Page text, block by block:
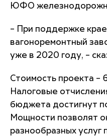
ЮФО
– При поддержке
вагоноремонтный
уже в 2020 году, –
Стоимость проекта –
Налоговые
бюджета достигнут
Мощности позволят
разнообразных услуг